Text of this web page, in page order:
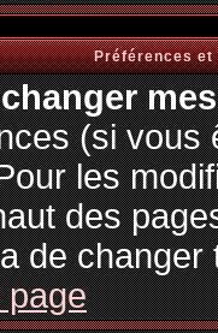
Préférences
(si
les
des
de
page